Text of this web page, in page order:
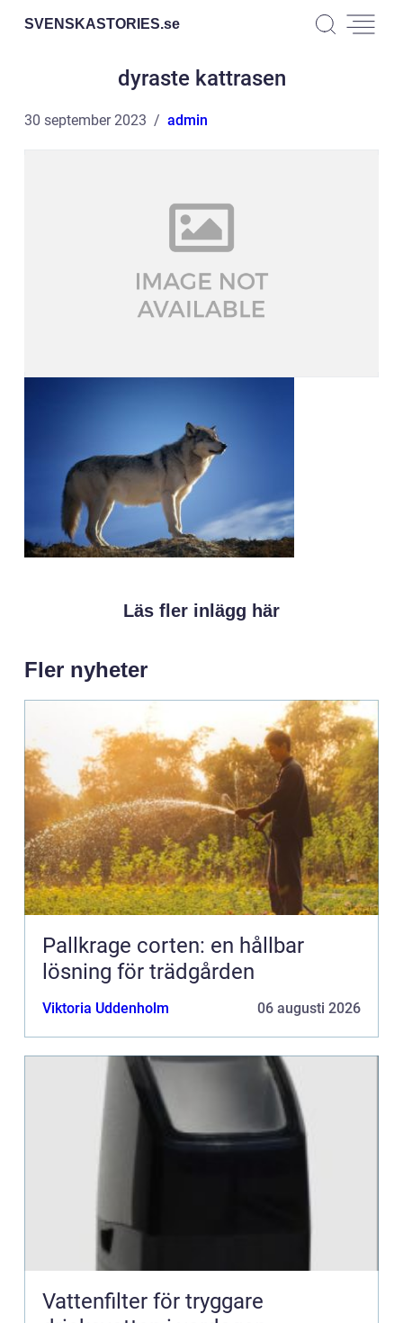
SVENSKASTORIES.se
dyraste kattrasen
30 september 2023 admin
Läs fler inlägg här
Fler nyheter
Pallkrage corten: en hållbar
lösning för trädgården
Viktoria Uddenholm 06 augusti 2026
Vattenfilter för tryggare